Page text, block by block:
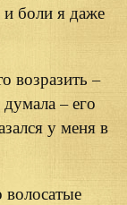
и боли я даже
возразить –
– его
у меня в